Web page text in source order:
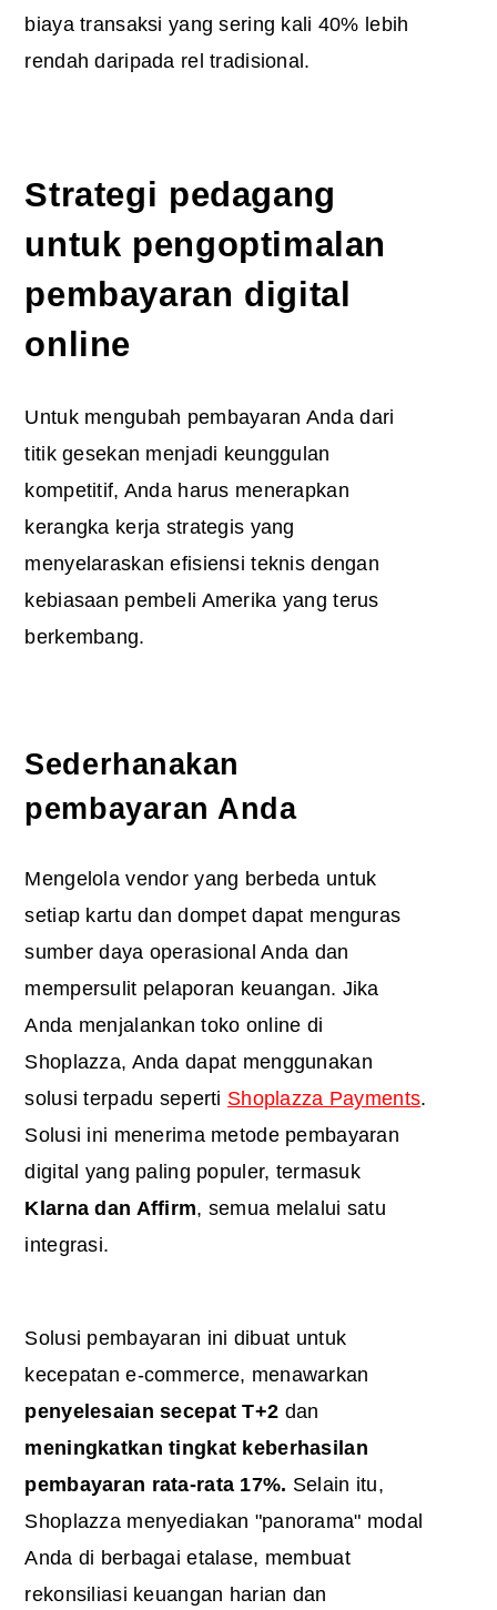
biaya transaksi yang sering kali 40% lebih
rendah daripada rel tradisional.
Strategi pedagang
untuk pengoptimalan
pembayaran digital
online
Untuk mengubah pembayaran Anda dari
titik gesekan menjadi keunggulan
kompetitif, Anda harus menerapkan
kerangka kerja strategis yang
menyelaraskan efisiensi teknis dengan
kebiasaan pembeli Amerika yang terus
berkembang.
Sederhanakan
pembayaran Anda
Mengelola vendor yang berbeda untuk
setiap kartu dan dompet dapat menguras
sumber daya operasional Anda dan
mempersulit pelaporan keuangan. Jika
Anda menjalankan toko online di
Shoplazza, Anda dapat menggunakan
solusi terpadu seperti Shoplazza Payments.
Solusi ini menerima metode pembayaran
digital yang paling populer, termasuk
Klarna dan Affirm, semua melalui satu
integrasi.
Solusi pembayaran ini dibuat untuk
kecepatan e-commerce, menawarkan
penyelesaian secepat T+2 dan
meningkatkan tingkat keberhasilan
pembayaran rata-rata 17%. Selain itu,
Shoplazza menyediakan "panorama" modal
Anda di berbagai etalase, membuat
rekonsiliasi keuangan harian dan